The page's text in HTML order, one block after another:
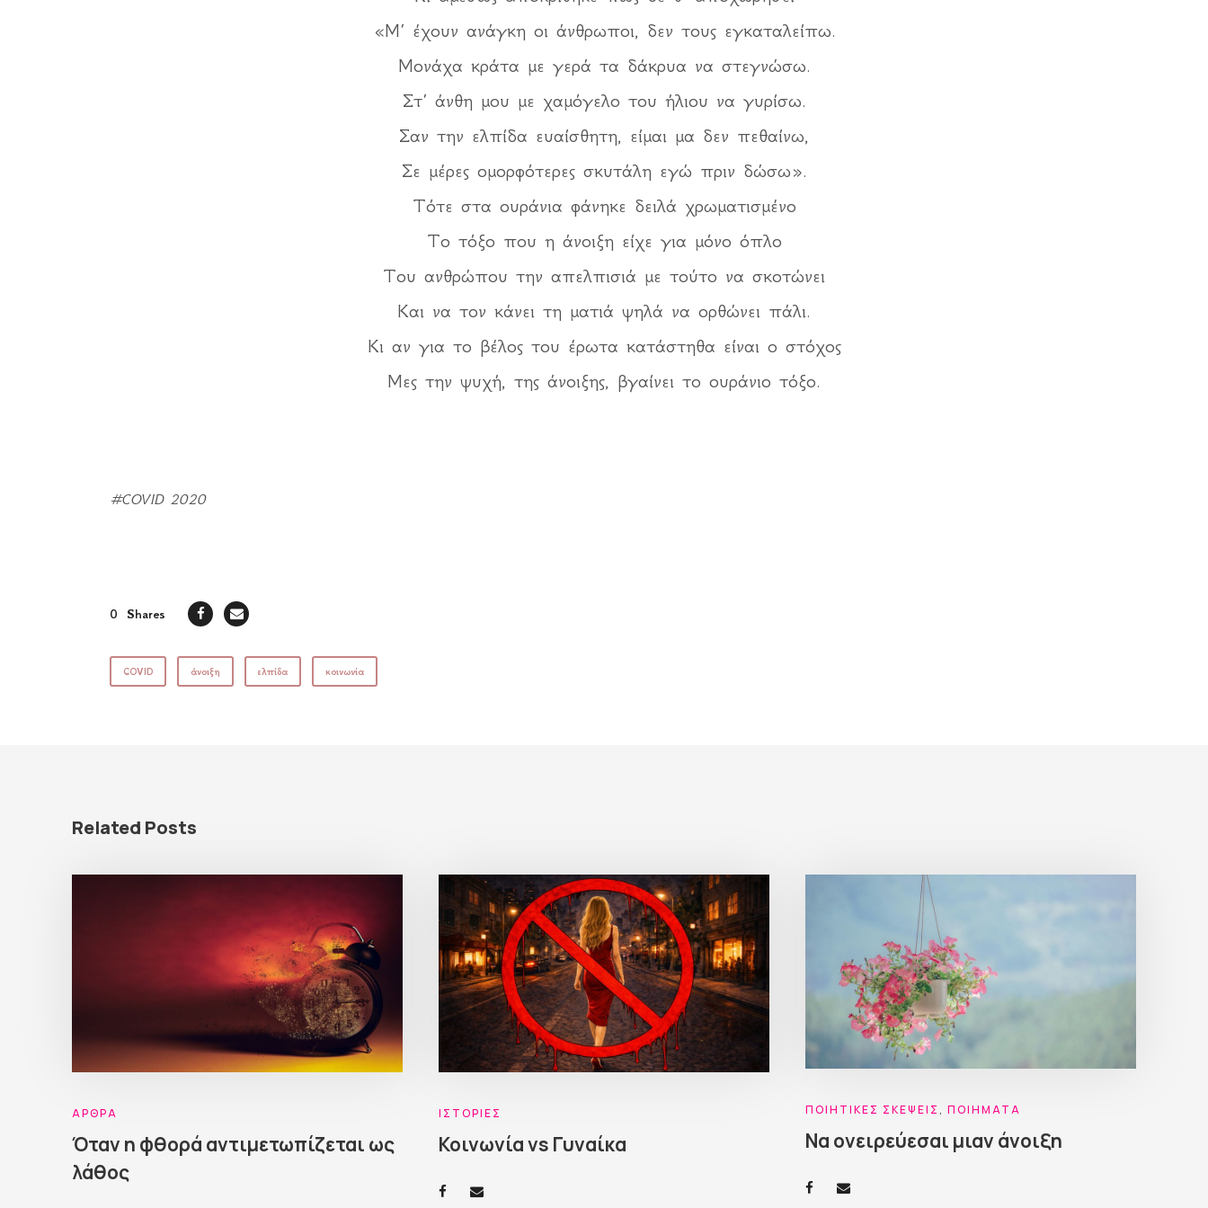
«Μ’ έχουν ανάγκη οι άνθρωποι, δεν τους εγκαταλείπω.
Μονάχα κράτα με γερά τα δάκρυα να στεγνώσω.
Στ’ άνθη μου με χαμόγελο του ήλιου να γυρίσω.
Σαν την ελπίδα ευαίσθητη, είμαι μα δεν πεθαίνω,
Σε μέρες ομορφότερες σκυτάλη εγώ πριν δώσω».
Τότε στα ουράνια φάνηκε δειλά χρωματισμένο
Το τόξο που η άνοιξη είχε για μόνο όπλο
Του ανθρώπου την απελπισιά με τούτο να σκοτώνει
Και να τον κάνει τη ματιά ψηλά να ορθώνει πάλι.
Κι αν για το βέλος του έρωτα κατάστηθα είναι ο στόχος
Μες την ψυχή, της άνοιξης, βγαίνει το ουράνιο τόξο.
#COVID 2020
0 Shares
COVID άνοιξη ελπίδα κοινωνία
Related Posts
ΆΡΘΡΑ
Όταν η φθορά αντιμετωπίζεται ως
λάθος
ΙΣΤΟΡΊΕΣ
Κοινωνία vs Γυναίκα
ΠΟΙΗΤΙΚΈΣ ΣΚΈΨΕΙΣ, ΠΟΙΉΜΑΤΑ
Να ονειρεύεσαι μιαν άνοιξη